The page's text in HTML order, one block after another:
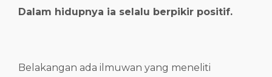
Dalam hidupnya ia selalu berpikir positif.
Belakangan ada ilmuwan yang meneliti